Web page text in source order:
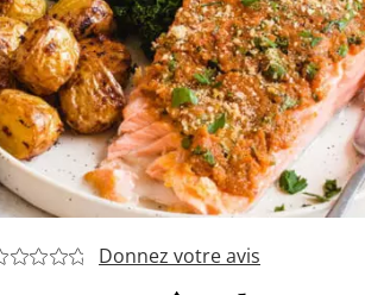
Donnez votre avis